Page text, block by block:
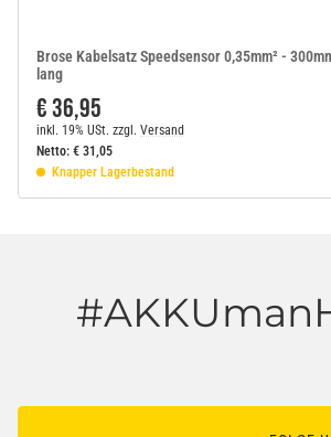
Brose Kabelsatz Speedsensor 0,35mm² -
lang
€ 36,95
inkl. 19% USt. zzgl. Versand
Netto: € 31,05
Knapper Lagerbestand